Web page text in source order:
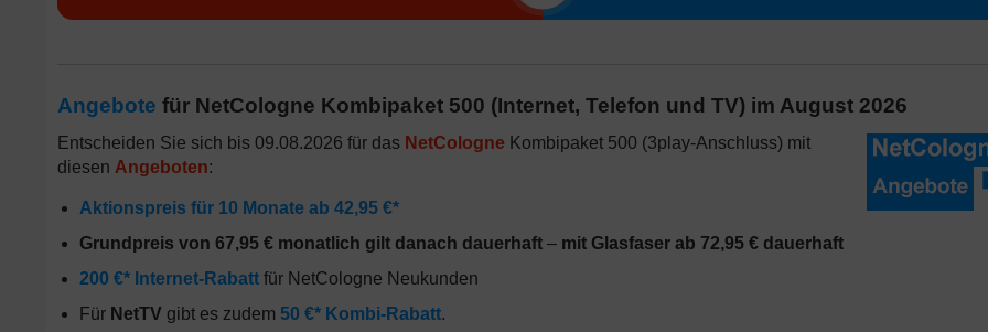
Angebote für NetCologne Kombipaket 500 (Internet, Telefon und TV) im August 2026
Entscheiden Sie sich bis 09.08.2026 für das NetCologne Kombipaket 500 (3play-Anschluss) mit
diesen Angeboten:
Aktionspreis für 10 Monate ab 42,95 €*
Grundpreis von 67,95 € monatlich gilt danach dauerhaft – mit Glasfaser ab 72,95 € dauerhaft
200 €* Internet-Rabatt für NetCologne Neukunden
Für NetTV gibt es zudem 50 €* Kombi-Rabatt.